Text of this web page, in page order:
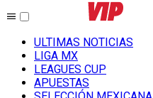
ULTIMAS NOTICIAS
LIGA MX
LEAGUES CUP
APUESTAS